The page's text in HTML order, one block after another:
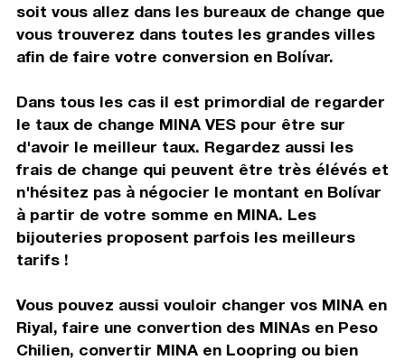
soit vous allez dans les bureaux de change que
vous trouverez dans toutes les grandes villes
afin de faire votre conversion en Bolívar.
Dans tous les cas il est primordial de regarder
le taux de change MINA VES pour être sur
d'avoir le meilleur taux. Regardez aussi les
frais de change qui peuvent être très élévés et
n'hésitez pas à négocier le montant en Bolívar
à partir de votre somme en MINA. Les
bijouteries proposent parfois les meilleurs
tarifs !
Vous pouvez aussi vouloir changer vos MINA en
Riyal, faire une convertion des MINAs en Peso
Chilien, convertir MINA en Loopring ou bien